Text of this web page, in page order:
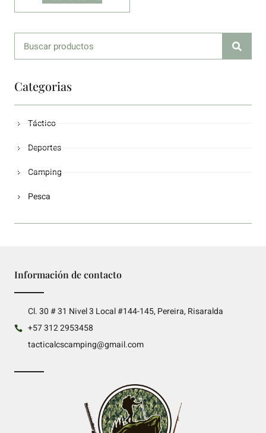
Categorias
Táctico
Deportes
Camping
Pesca
Información de contacto
Cl. 30 # 31 Nivel 3 Local #144-145, Pereira, Risaralda
+57 312 2953458
tacticalcscamping@gmail.com